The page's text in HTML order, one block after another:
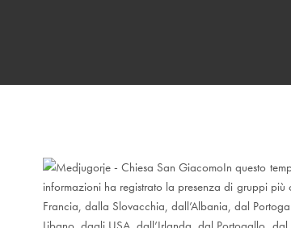
In questo
informazioni ha registrato la presenza di gruppi
Francia, dalla Slovacchia, dall’Albania, dal